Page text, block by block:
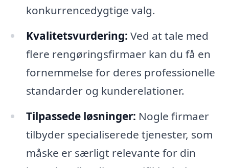
konkurrencedygtige valg.
Kvalitetsvurdering: Ved at tale med
flere rengøringsfirmaer kan du få en
fornemmelse for deres professionelle
standarder og kunderelationer.
Tilpassede løsninger: Nogle firmaer
tilbyder specialiserede tjenester, som
måske er særligt relevante for din